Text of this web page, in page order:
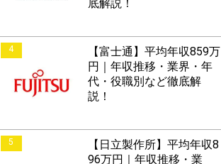
底解説！
4
【富士通】平均年収859万
円｜年収推移・業界・年
代・役職別など徹底解
説！
5
【日立製作所】平均年収8
96万円｜年収推移・業